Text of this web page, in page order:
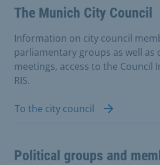
The Munich City Council
Information on city council
parliamentary groups as well as
meetings, access to the Council
RIS.
To the city council
Political groups and